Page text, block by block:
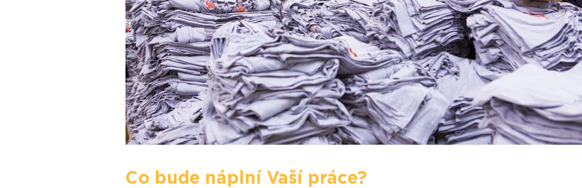
Co bude náplní Vaší práce?